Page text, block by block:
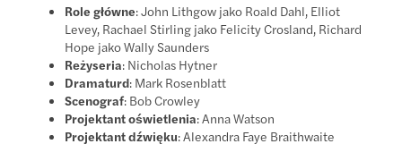
Role główne: John Lithgow jako Roald Dahl, Elliot
Levey, Rachael Stirling jako Felicity Crosland, Richard
Hope jako Wally Saunders
Reżyseria: Nicholas Hytner
Dramaturd: Mark Rosenblatt
Scenograf: Bob Crowley
Projektant oświetlenia: Anna Watson
Projektant dźwięku: Alexandra Faye Braithwaite